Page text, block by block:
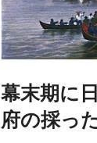
幕末期に
府の採っ